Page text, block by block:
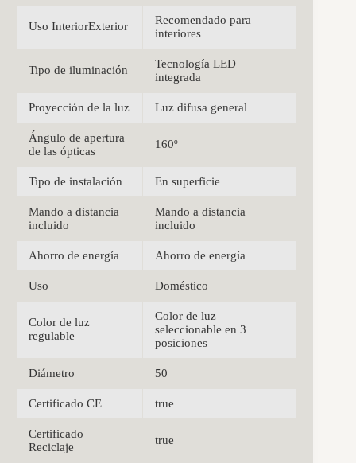
Uso InteriorExterior
Recomendado para
interiores
Tipo de iluminación
Tecnología LED
integrada
Proyección de la luz Luz difusa general
Ángulo de apertura
de las ópticas
160º
Tipo de instalación En superficie
Mando a distancia
incluido
Mando a distancia
incluido
Ahorro de energía Ahorro de energía
Uso Doméstico
Color de luz
regulable
Color de luz
seleccionable en 3
posiciones
Diámetro 50
Certificado CE true
Certificado
Reciclaje
true